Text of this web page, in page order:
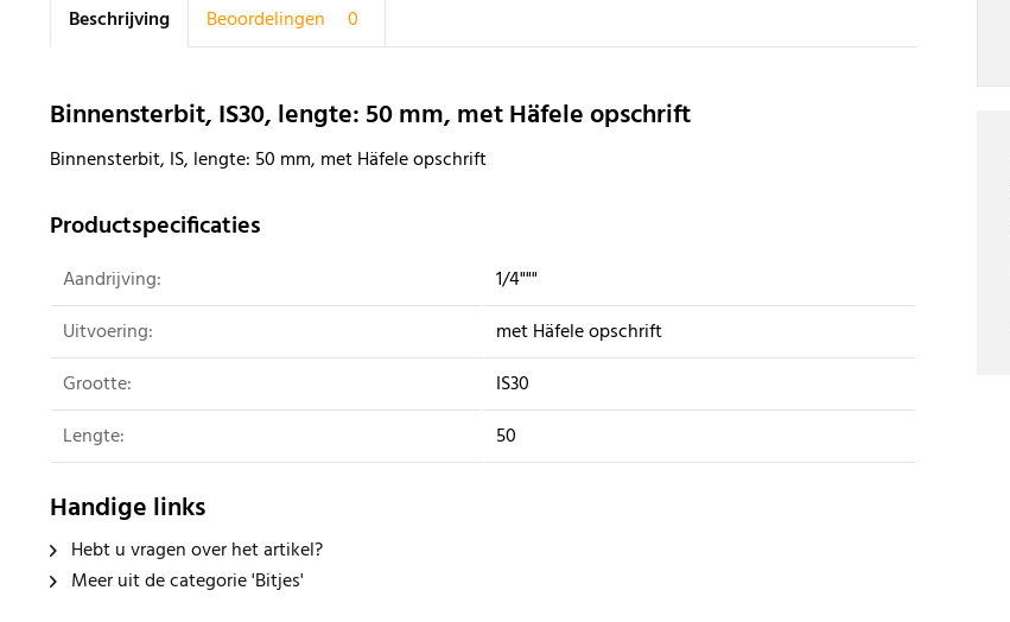
Beschrijving Beoordelingen 0
Binnensterbit, IS30, lengte: 50 mm, met Häfele opschrift
Binnensterbit, IS, lengte: 50 mm, met Häfele opschrift
Productspecificaties
Aandrijving:
1/4"""
Uitvoering:
met Häfele opschrift
Grootte:
IS30
Lengte:
50
Handige links
Hebt u vragen over het artikel?
Meer uit de categorie 'Bitjes'